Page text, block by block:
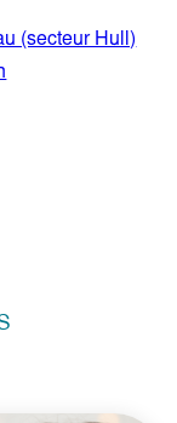
(secteur Hull)